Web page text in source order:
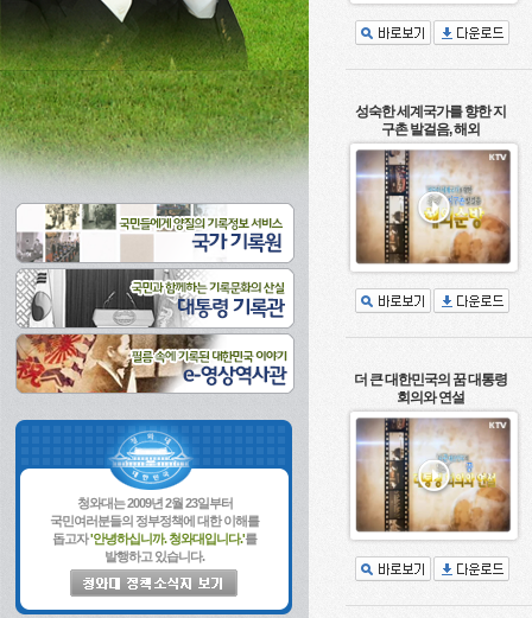
청와대는 2009년 2월 23일부터
국민여러분들의 정부정책에 대한 이해를
돕고자'안녕하십니까. 청와대입니다.'를
발행하고 있습니다.
성숙한 세계국가를 향한 지
구촌 발걸음, 해외
더 큰 대한민국의 꿈 대통령
회의와 연설